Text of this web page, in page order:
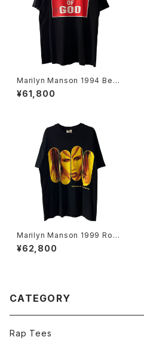
Marilyn Manson 1994 Bew
are Of God Band Tee
¥61,800
Marilyn Manson 1999 Rock
Is Dead Band Tee
¥62,800
CATEGORY
Rap Tees